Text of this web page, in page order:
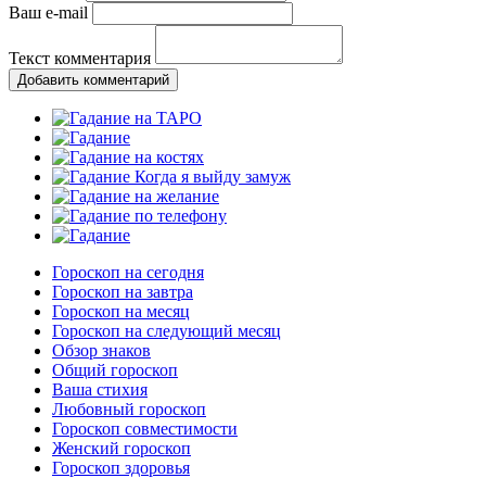
Ваш e-mail
Текст комментария
Добавить комментарий
Гороскоп на сегодня
Гороскоп на завтра
Гороскоп на месяц
Гороскоп на следующий месяц
Обзор знаков
Общий гороскоп
Ваша стихия
Любовный гороскоп
Гороскоп совместимости
Женский гороскоп
Гороскоп здоровья